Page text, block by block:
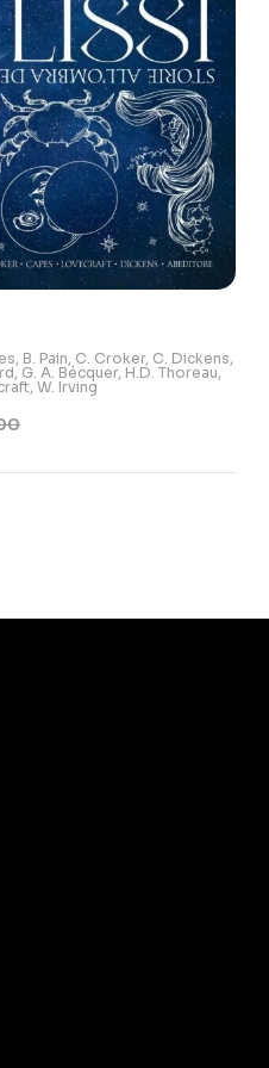
, B. Pain, C. Croker, C. Dickens,
, G. A. Bécquer, H.D. Thoreau,
, W. Irving